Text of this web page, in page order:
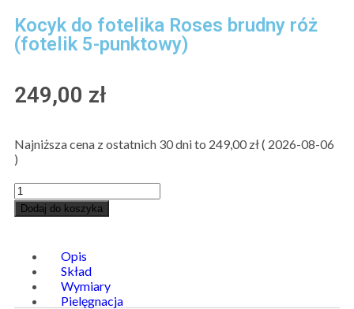
Kocyk do fotelika Roses brudny róż
(fotelik 5-punktowy)
249,00 zł
Najniższa cena z ostatnich 30 dni to 249,00 zł( 2026-08-06
)
Dodaj do koszyka
Opis
Skład
Wymiary
Pielęgnacja